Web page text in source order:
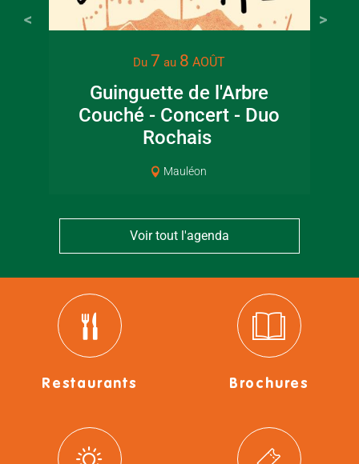
Du 7 au 8 AOÛT
Guinguette de l'Arbre
Couché - Concert - Duo
Rochais
Mauléon
Voir tout l'agenda
Restaurants Brochures